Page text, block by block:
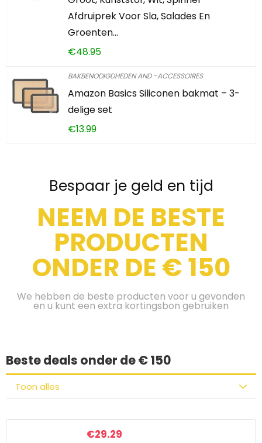
Afdruiprek Voor Sla, Salades En
Groenten…
€48.95
BAKBENODIGDHEDEN AND -ACCESSOIRES
Amazon Basics Siliconen bakmat – 3-
delige set
€13.99
Bespaar je geld en tijd
NEEM DE BESTE
PRODUCTEN
ONDER DE € 150
We hebben de beste producten voor u gevonden
en u kunt een extra kortingsbon gebruiken
Beste deals onder de € 150
Toon alles
€29.29